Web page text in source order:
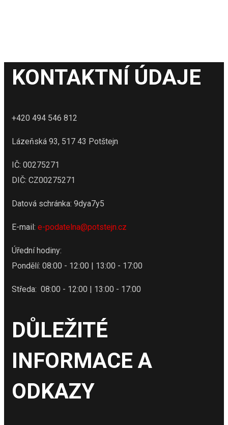
KONTAKTNÍ ÚDAJE
+420 494 546 812
Lázeňská 93, 517 43 Potštejn
IČ: 00275271
DIČ: CZ00275271
Datová schránka: 9dya7y5
E-mail: e-podatelna@potstejn.cz
Úřední hodiny:
Pondělí: 08:00 - 12:00 | 13:00 - 17:00
Středa: 08:00 - 12:00 | 13:00 - 17:00
DŮLEŽITÉ
INFORMACE A
ODKAZY